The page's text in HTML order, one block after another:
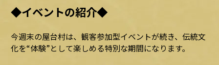
◆イベントの紹介◆
今週末の屋台村は、観客参加型イベントが続き、伝統文
化を“体験”として楽しめる特別な期間になります。